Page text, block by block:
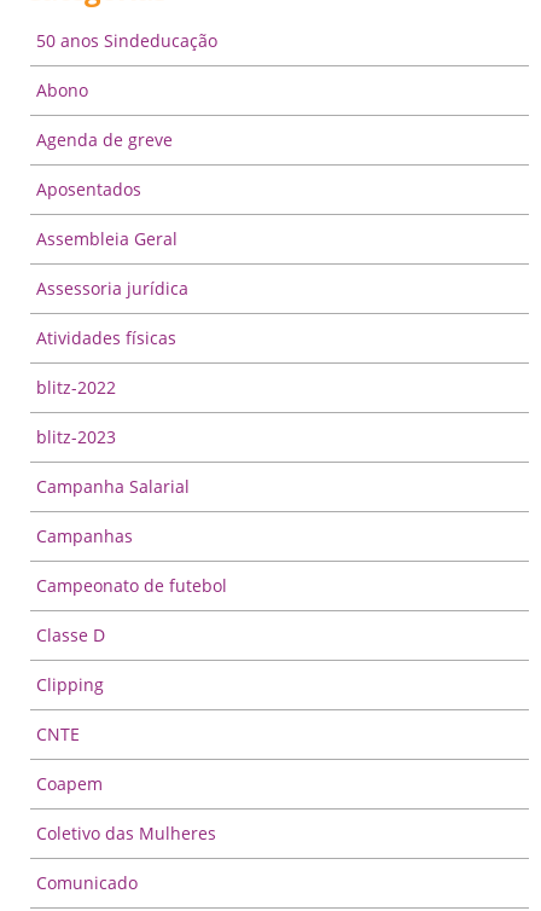
50 anos Sindeducação
Abono
Agenda de greve
Aposentados
Assembleia Geral
Assessoria jurídica
Atividades físicas
blitz-2022
blitz-2023
Campanha Salarial
Campanhas
Campeonato de futebol
Classe D
Clipping
CNTE
Coapem
Coletivo das Mulheres
Comunicado